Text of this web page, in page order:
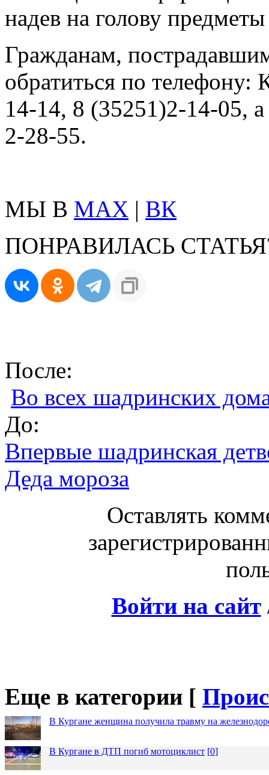
надев на голову
Гражданам,
обратиться по
14-14, 8 (35251)2-14-05,
2-28-55.
МЫ В MAX | ВК
ПОНРАВИЛАСЬ
После:
Во всех шадринских
До:
Впервые шадринская
Деда мороза
Оставлять
Войти на сайт
Еще в категории [
В Кургане женщина получила травму на
В Кургане в ДТП погиб мотоциклист [0]